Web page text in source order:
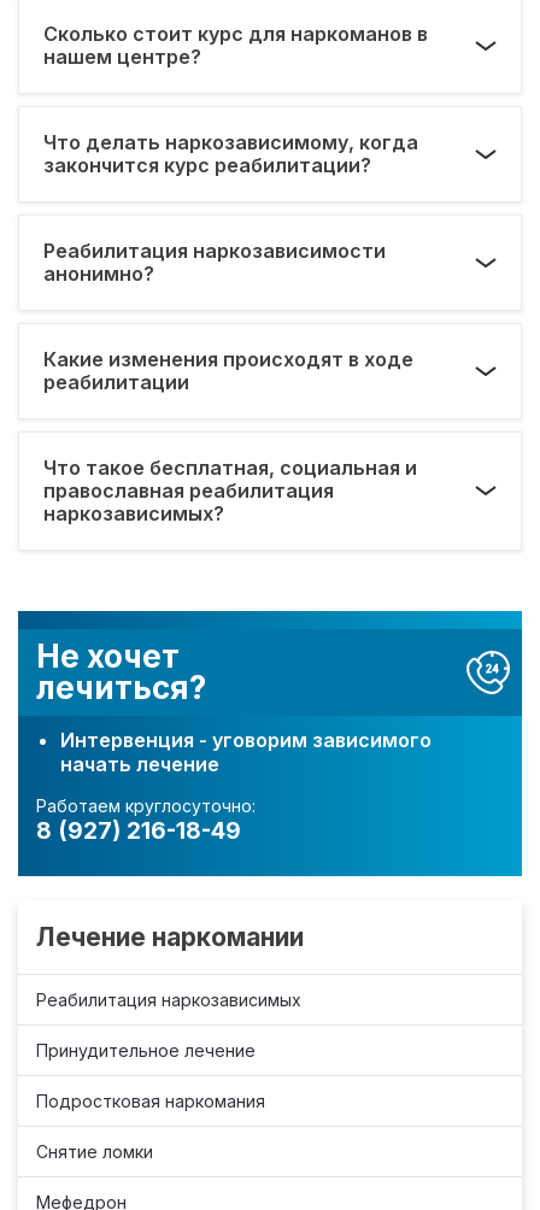
Не хочет
лечиться?
Интервенция - уговорим зависимого
начать лечение
Работаем круглосуточно:
8 (927) 216-18-49
Лечение наркомании
Реабилитация наркозависимых
Принудительное лечение
Подростковая наркомания
Снятие ломки
Мефедрон
Сколько стоит курс для наркоманов в
нашем центре?
Что делать наркозависимому, когда
закончится курс реабилитации?
Реабилитация наркозависимости
анонимно?
Какие изменения происходят в ходе
реабилитации
Что такое бесплатная, социальная и
православная реабилитация
наркозависимых?